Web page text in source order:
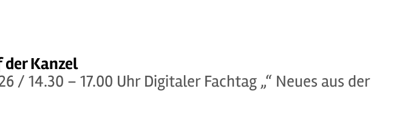
Kanzel
/ 14.30 – 17.00 Uhr Digitaler Fachtag „“ Neues aus der